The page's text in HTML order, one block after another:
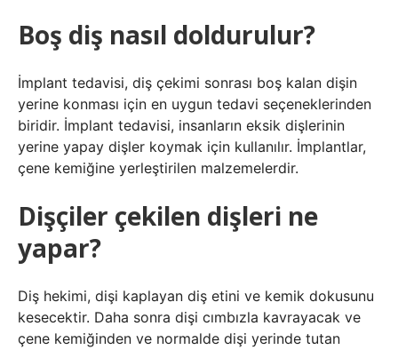
Boş diş nasıl doldurulur?
İmplant tedavisi, diş çekimi sonrası boş kalan dişin
yerine konması için en uygun tedavi seçeneklerinden
biridir. İmplant tedavisi, insanların eksik dişlerinin
yerine yapay dişler koymak için kullanılır. İmplantlar,
çene kemiğine yerleştirilen malzemelerdir.
Dişçiler çekilen dişleri ne
yapar?
Diş hekimi, dişi kaplayan diş etini ve kemik dokusunu
kesecektir. Daha sonra dişi cımbızla kavrayacak ve
çene kemiğinden ve normalde dişi yerinde tutan